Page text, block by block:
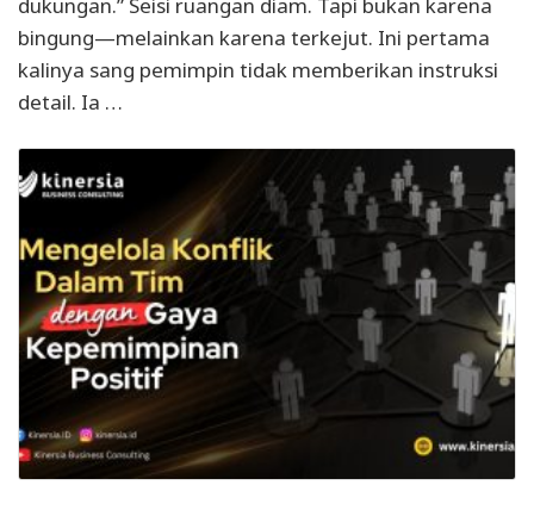
dukungan.” Seisi ruangan diam. Tapi bukan karena
bingung—melainkan karena terkejut. Ini pertama
kalinya sang pemimpin tidak memberikan instruksi
detail. Ia …